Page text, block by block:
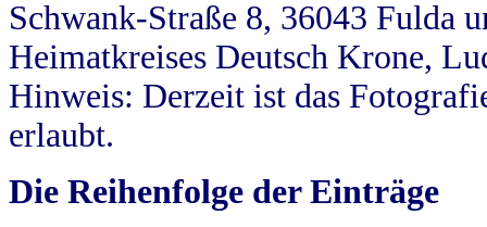
Schwank-Straße 8, 36043 Fulda
Heimatkreises Deutsch Krone,
Hinweis: Derzeit ist das
erlaubt.
Die Reihenfolge der Einträge